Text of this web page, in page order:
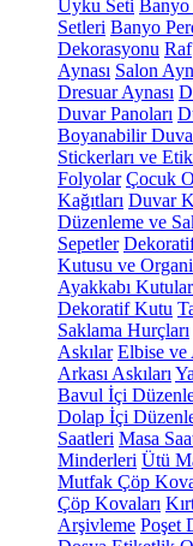
Uyku Seti Banyo
Setleri Banyo
Dekorasyonu Raf
Aynası Salon
Dresuar Aynası
Duvar Panoları
Boyanabilir
Stickerları ve
Folyolar Çocuk
Kağıtları Duvar
Düzenleme ve
Sepetler
Kutusu ve
Ayakkabı
Dekoratif Kutu
Saklama Hurçları
Askılar Elbise ve
Arkası Askıları
Bavul İçi
Dolap İçi
Saatleri Masa
Minderleri Ütü
Mutfak Çöp
Çöp Kovaları
Arşivleme Poşet